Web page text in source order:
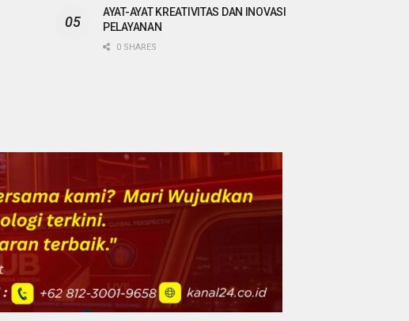
AYAT-AYAT KREATIVITAS DAN INOVASI
PELAYANAN
0 SHARES